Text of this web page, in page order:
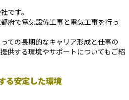
です。
府で電気設備工事と電気工事を行っ
ての長期的なキャリア形成と仕事の
供する環境やサポートについてもご紹
る安定した環境